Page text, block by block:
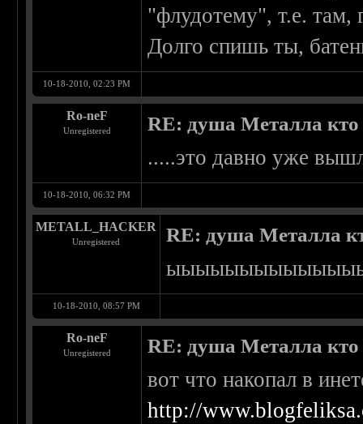
"флудотему", т.е. там,
Долго спишь ты,
10-18-2010, 02:23 PM
Ro-neF
Unregistered RE: душа Металла кто
.....это давно уже
10-18-2010, 06:32 PM
METALL_HACKER
Unregistered RE: душа Металла
10-18-2010, 08:57 PM
Ro-neF
Unregistered RE: душа Металла кто
вот что накопал в
http://